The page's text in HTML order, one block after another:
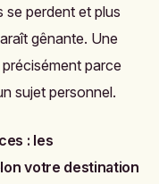
se perdent et plus
gênante. Une
parce
sujet personnel.
: les
votre destination